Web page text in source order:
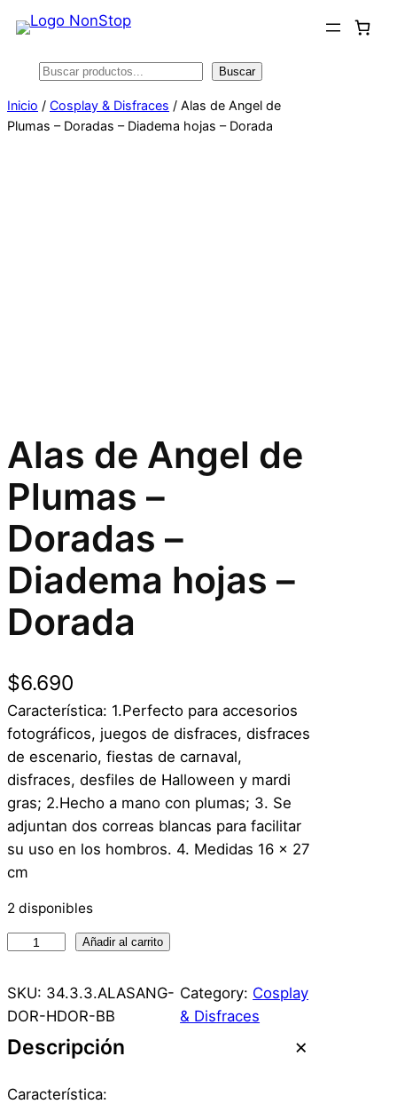
Saltar
contenido
Buscar Buscar
Inicio / Cosplay & Disfraces / Alas de Angel de
Plumas – Doradas – Diadema hojas – Dorada
Alas de Angel de
Plumas –
Doradas –
Diadema hojas –
Dorada
$6.690
Característica: 1.Perfecto para accesorios
fotográficos, juegos de disfraces, disfraces
de escenario, fiestas de carnaval,
disfraces, desfiles de Halloween y mardi
gras; 2.Hecho a mano con plumas; 3. Se
adjuntan dos correas blancas para facilitar
su uso en los hombros. 4. Medidas 16 x 27
cm
2 disponibles
a
s
d
e
Añadir al carrito
SKU: 34.3.3.ALASANG-
DOR-HDOR-BB
Category: Cosplay
& Disfraces
Descripción
Característica: